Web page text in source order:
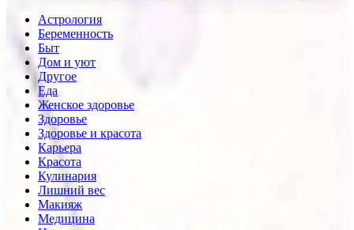
Астрология
Беременность
Быт
Дом и уют
Другое
Еда
Женское здоровье
Здоровье
Здоровье и красота
Карьера
Красота
Кулинария
Лишний вес
Макияж
Медицина